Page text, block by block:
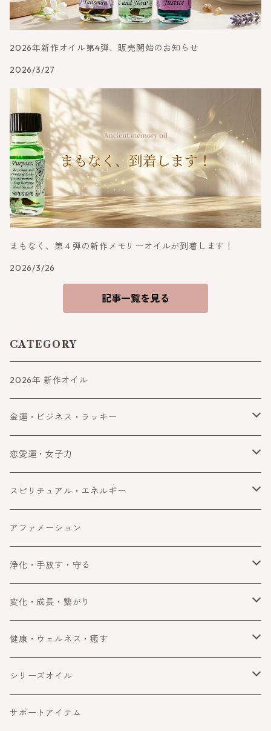
2026年新作オイル第4弾、販売開始のお知らせ
2026/3/27
まもなく、第４弾の新作メモリーオイルが到着します！
2026/3/26
記事一覧を見る
CATEGORY
2026年 新作オイル
金運・ビジネス・ラッキー
金運
ビジネス
ラッキー・望みを叶える
成功
恋愛運・女子力
恋愛運
女子力アップ
スピリチュアル・エネルギー
スピリチュアル
エネルギー
アファメーション
浄化・手放す・守る
浄化
手放す
守る・ブロック
障害をよける・乗り越える
変化・成長・繋がり
自分を変える・変化
コミュニケーション
健康・ウェルネス・癒す
健康・ウェルネス
癒す
シリーズオイル
喜びと幸運
サポートアイテム